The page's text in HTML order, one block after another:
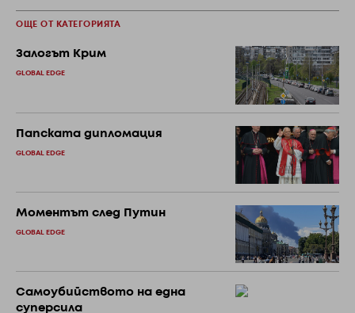
ОЩЕ ОТ КАТЕГОРИЯТА
Залогът Крим
GLOBAL EDGE
Папската дипломация
GLOBAL EDGE
Моментът след Путин
GLOBAL EDGE
Самоубийството на една
суперсила